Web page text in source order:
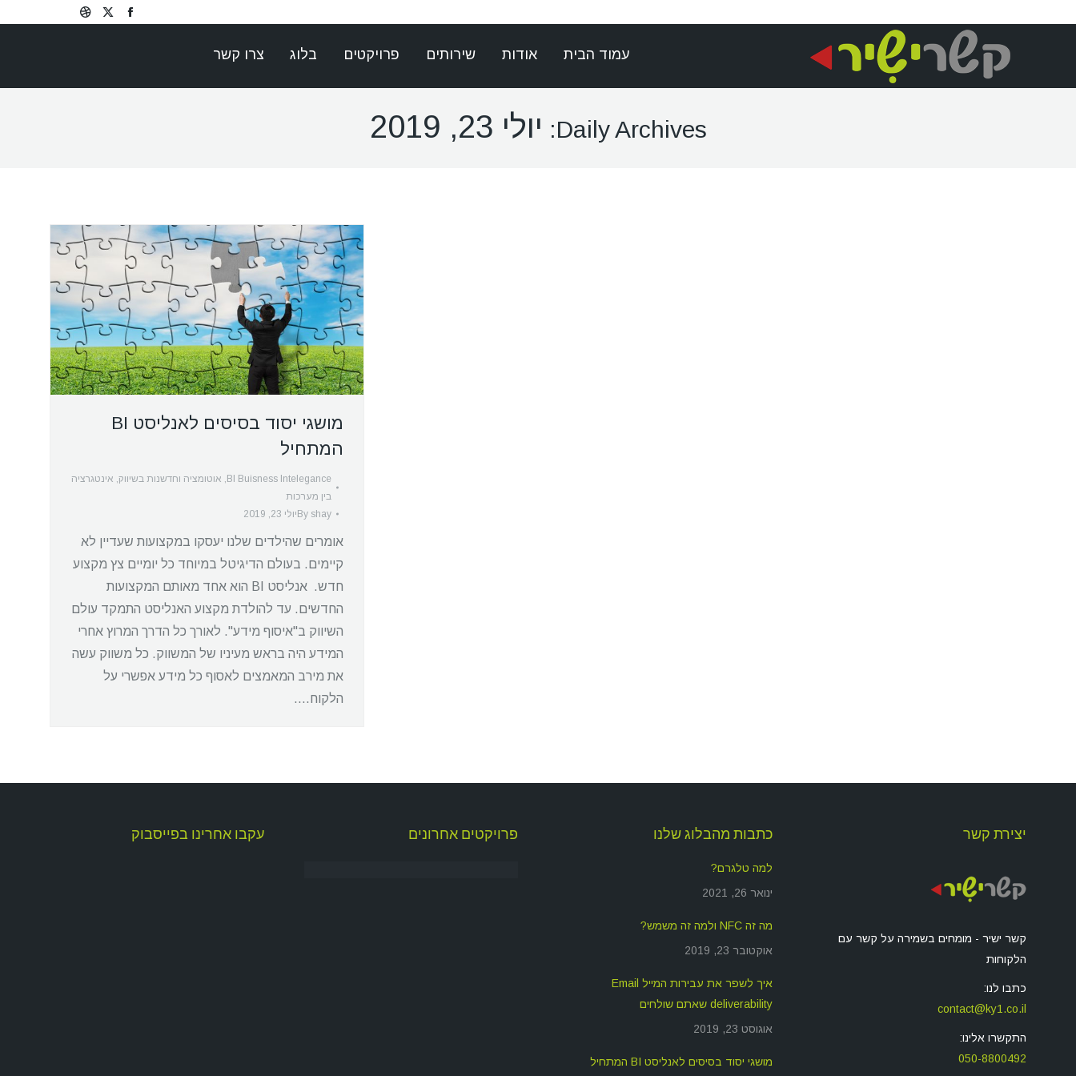
Facebook
X
Dribbble
עמוד הבית אודות שירותים פרויקטים בלוג צרו קשר
Daily Archives: יולי 23, 2019
מושגי יסוד בסיסים לאנליסט BI
המתחיל
BI Buisness Intelegance
, אוטומציה וחדשנות בשיווק, אינטגרציה
בין מערכות
By shay יולי 23, 2019
אומרים שהילדים שלנו יעסקו במקצועות שעדיין לא
קיימים. בעולם הדיגיטל במיוחד כל יומיים צץ מקצוע
חדש. אנליסט BI הוא אחד מאותם המקצועות
החדשים. עד להולדת מקצוע האנליסט התמקד עולם
השיווק ב"איסוף מידע". לאורך כל הדרך המרוץ אחרי
המידע היה בראש מעיניו של המשווק. כל משווק עשה
את מירב המאמצים לאסוף כל מידע אפשרי על
הלקוח.…
יצירת קשר
קשר ישיר - מומחים בשמירה על קשר עם
הלקוחות
כתבו לנו:
contact@ky1.co.il
התקשרו אלינו:
050-8800492
כתבות מהבלוג שלנו
למה טלגרם?
ינואר 26, 2021
מה זה NFC ולמה זה משמש?
אוקטובר 23, 2019
איך לשפר את עבירות המייל Email
deliverability שאתם שולחים
אוגוסט 23, 2019
מושגי יסוד בסיסים לאנליסט BI המתחיל
פרויקטים אחרונים עקבו אחרינו בפייסבוק